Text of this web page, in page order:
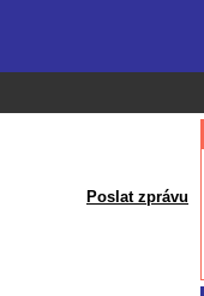
Poslat zprávu